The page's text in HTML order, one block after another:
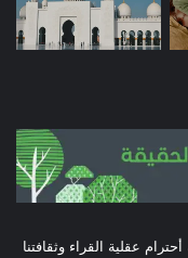
عقلية القراء وثقافتنا